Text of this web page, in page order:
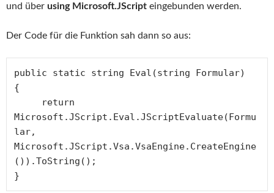
und über using Microsoft.JScript eingebunden werden.
Der Code für die Funktion sah dann so aus:
public static string Eval(string Formular)
{
Microsoft.JScript.Eval.JScriptEvaluate(Formu
lar,
Microsoft.JScript.Vsa.VsaEngine.CreateEngine
()).ToString();
}